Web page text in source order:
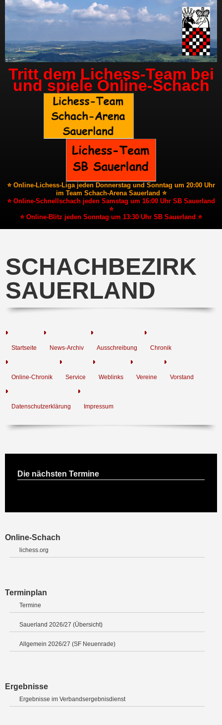
Tritt dem Lichess-Team bei
und spiele Online-Schach
⭐ Online-Lichess-Liga jeden Donnerstag und Sonntag um 20:00 Uhr
im Team Schach-Arena Sauerland ⭐
⭐ Online-Schnellschach jeden Samstag um 16:00 Uhr SB Sauerland
⭐
⭐ Online-Blitz jeden Sonntag um 13:30 Uhr SB Sauerland ⭐
SCHACHBEZIRK
SAUERLAND
Startseite News-Archiv Ausschreibung Chronik
Online-Chronik Service Weblinks Vereine Vorstand
Datenschutzerklärung Impressum
Die nächsten Termine
Online-Schach
lichess.org
Terminplan
Termine
Sauerland 2026/27 (Übersicht)
Allgemein 2026/27 (SF Neuenrade)
Ergebnisse
Ergebnisse im Verbandsergebnisdienst